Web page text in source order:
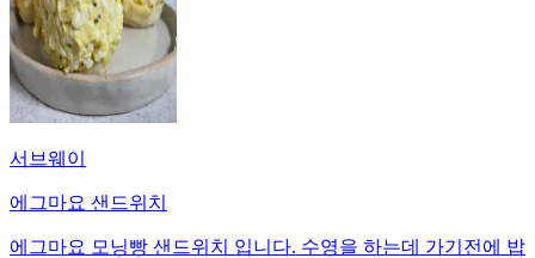
서브웨이
에그마요 샌드위치
에그마요 모닝빵 샌드위치 입니다. 수영을 하는데 가기전에 밥